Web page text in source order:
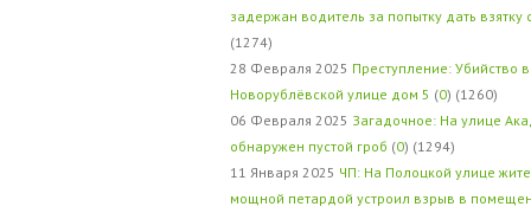
задержан водитель за попытку дать
(1274)
28 Февраля 2025 Преступление: Убийство
Новорублёвской улице дом 5 (0) (1260)
06 Февраля 2025 Загадочное: На улице
обнаружен пустой гроб (0) (1294)
11 Января 2025 ЧП: На Полоцкой улице
мощной петардой устроил взрыв в